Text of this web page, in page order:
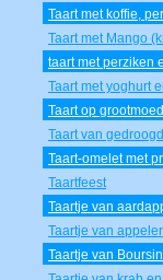
Taart met koffie,
Taart met Mango
taart met perziken
Taart met yoghurt
Taart op
Taart van
Taart-omelet met
Taartfeest
Taartje van
Taartje van
Taartje van